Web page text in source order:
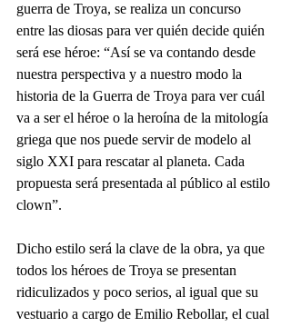
guerra de Troya, se realiza un concurso
entre las diosas para ver quién decide quién
será ese héroe: “Así se va contando desde
nuestra perspectiva y a nuestro modo la
historia de la Guerra de Troya para ver cuál
va a ser el héroe o la heroína de la mitología
griega que nos puede servir de modelo al
siglo XXI para rescatar al planeta. Cada
propuesta será presentada al público al estilo
clown”.
Dicho estilo será la clave de la obra, ya que
todos los héroes de Troya se presentan
ridiculizados y poco serios, al igual que su
vestuario a cargo de Emilio Rebollar, el cual